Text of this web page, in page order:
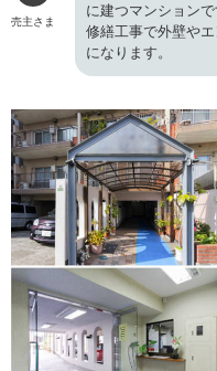
売主さま
に建つマンション
修繕工事で外壁や
になります。